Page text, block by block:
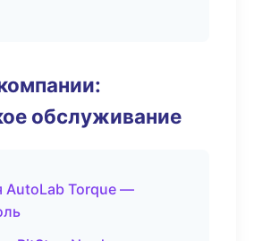
обслуживание
AutoLab Torque —